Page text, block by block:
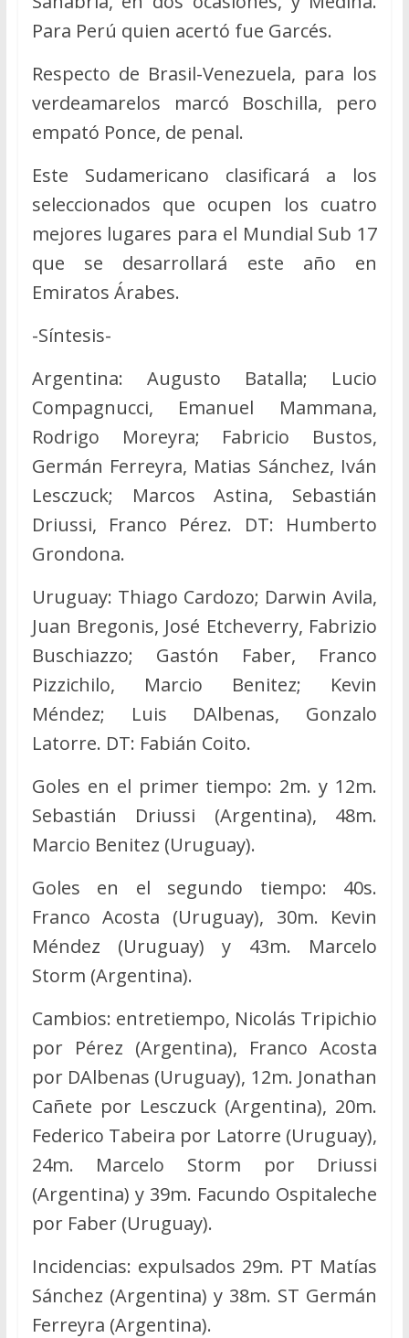
Para Perú quien acertó fue Garcés.
Respecto de Brasil-Venezuela, para los
verdeamarelos marcó Boschilla, pero
empató Ponce, de penal.
Este Sudamericano clasificará a los
seleccionados que ocupen los cuatro
mejores lugares para el Mundial Sub 17
que se desarrollará este año en
Emiratos Árabes.
-Síntesis-
Argentina: Augusto Batalla; Lucio
Compagnucci, Emanuel Mammana,
Rodrigo Moreyra; Fabricio Bustos,
Germán Ferreyra, Matias Sánchez, Iván
Lesczuck; Marcos Astina, Sebastián
Driussi, Franco Pérez. DT: Humberto
Grondona.
Uruguay: Thiago Cardozo; Darwin Avila,
Juan Bregonis, José Etcheverry, Fabrizio
Buschiazzo; Gastón Faber, Franco
Pizzichilo, Marcio Benitez; Kevin
Méndez; Luis DAlbenas, Gonzalo
Latorre. DT: Fabián Coito.
Goles en el primer tiempo: 2m. y 12m.
Sebastián Driussi (Argentina), 48m.
Marcio Benitez (Uruguay).
Goles en el segundo tiempo: 40s.
Franco Acosta (Uruguay), 30m. Kevin
Méndez (Uruguay) y 43m. Marcelo
Storm (Argentina).
Cambios: entretiempo, Nicolás Tripichio
por Pérez (Argentina), Franco Acosta
por DAlbenas (Uruguay), 12m. Jonathan
Cañete por Lesczuck (Argentina), 20m.
Federico Tabeira por Latorre (Uruguay),
24m. Marcelo Storm por Driussi
(Argentina) y 39m. Facundo Ospitaleche
por Faber (Uruguay).
Incidencias: expulsados 29m. PT Matías
Sánchez (Argentina) y 38m. ST Germán
Ferreyra (Argentina).